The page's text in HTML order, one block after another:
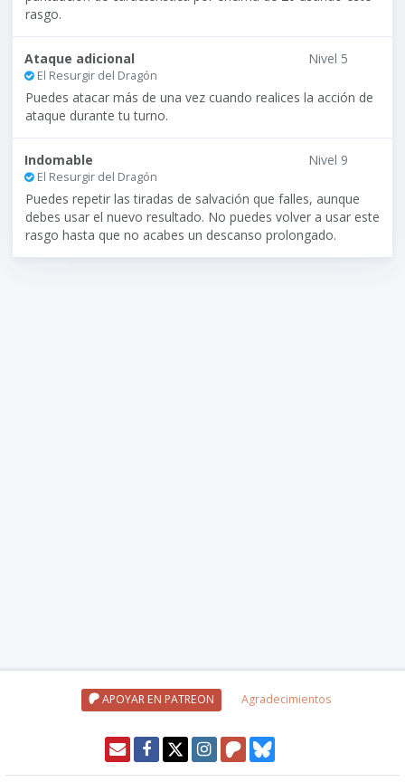
rasgo.
Ataque adicional
El Resurgir del Dragón
Nivel 5
Puedes atacar más de una vez cuando realices la acción de
ataque durante tu turno.
Indomable
El Resurgir del Dragón
Nivel 9
Puedes repetir las tiradas de salvación que falles, aunque
debes usar el nuevo resultado. No puedes volver a usar este
rasgo hasta que no acabes un descanso prolongado.
APOYAR EN PATREON Agradecimientos